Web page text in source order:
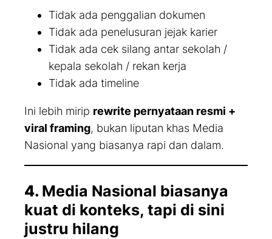
Tidak ada penggalian dokumen
Tidak ada penelusuran jejak karier
Tidak ada cek silang antar sekolah /
kepala sekolah / rekan kerja
Tidak ada timeline
Ini lebih mirip rewrite pernyataan resmi +
viral framing, bukan liputan khas Media
Nasional yang biasanya rapi dan dalam.
4. Media Nasional biasanya
kuat di konteks, tapi di sini
justru hilang